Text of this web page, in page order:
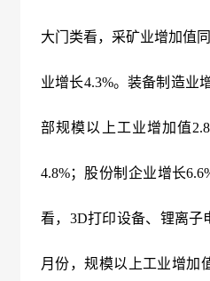
大门类看，采矿业增加值
业增长4.3%。装备制造业
部规模以上工业增加值2.8
4.8%；股份制企业增长
看， 3D打印设备、锂离子
月份，规模以上工业增加